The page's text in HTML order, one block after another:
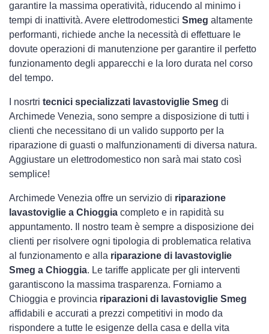
garantire la massima operatività, riducendo al minimo i
tempi di inattività. Avere elettrodomestici Smeg altamente
performanti, richiede anche la necessità di effettuare le
dovute operazioni di manutenzione per garantire il perfetto
funzionamento degli apparecchi e la loro durata nel corso
del tempo.
I nosrtri tecnici specializzati lavastoviglie Smeg di
Archimede Venezia, sono sempre a disposizione di tutti i
clienti che necessitano di un valido supporto per la
riparazione di guasti o malfunzionamenti di diversa natura.
Aggiustare un elettrodomestico non sarà mai stato così
semplice!
Archimede Venezia offre un servizio di riparazione
lavastoviglie a Chioggia completo e in rapidità su
appuntamento. Il nostro team è sempre a disposizione dei
clienti per risolvere ogni tipologia di problematica relativa
al funzionamento e alla riparazione di lavastoviglie
Smeg a Chioggia. Le tariffe applicate per gli interventi
garantiscono la massima trasparenza. Forniamo a
Chioggia e provincia riparazioni di lavastoviglie Smeg
affidabili e accurati a prezzi competitivi in modo da
rispondere a tutte le esigenze della casa e della vita